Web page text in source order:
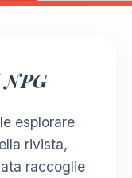
esplorare
rivista,
raccoglie